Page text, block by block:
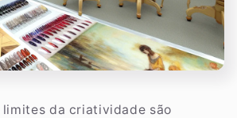
limites da criatividade são